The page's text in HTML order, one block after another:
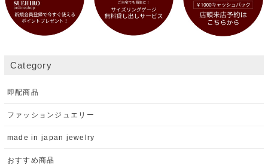
Category
即配商品
ファッションジュエリー
made in japan jewelry
おすすめ商品